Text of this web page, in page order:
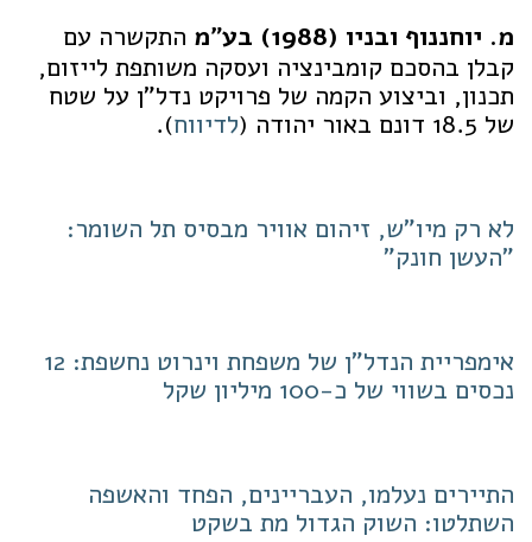
מ. יוחננוף ובניו (1988) בע"מ
התקשרה עם
קבלן בהסכם קומבינציה ועסקה משותפת לייזום,
תכנון, וביצוע הקמה של פרויקט נדל"ן על שטח
של 18.5 דונם באור יהודה (
לדיווח).
לא רק מיו"ש, זיהום אוויר מבסיס תל השומר:
"העשן חונק"
אימפריית הנדל"ן של משפחת וינרוט נחשפת: 12
נכסים בשווי של כ-100 מיליון שקל
התיירים נעלמו, העבריינים, הפחד והאשפה
השתלטו: השוק הגדול מת בשקט